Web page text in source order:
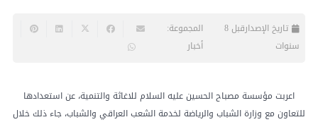
تاريخ الإصدار
قبل 8
سنوات
المجموعة:
أخبار
اعربت مؤسسة مصباح الحسين عليه السلام للاغاثة والتنمية، عن استعدادها
للتعاون مع وزارة الشباب والرياضة لخدمة الشعب العراقي والشباب، جاء ذلك خلال